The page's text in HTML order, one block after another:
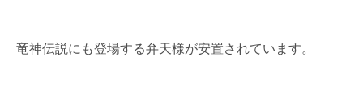
竜神伝説にも登場する弁天様が安置されています。